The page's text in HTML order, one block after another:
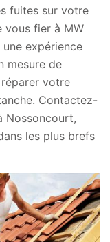
fuites sur votre
vous fier à MW
une expérience
mesure de
votre
Contactez-
Nossoncourt,
les plus brefs